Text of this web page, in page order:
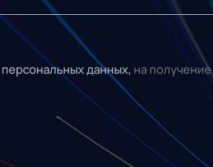
персональных данных, на получение